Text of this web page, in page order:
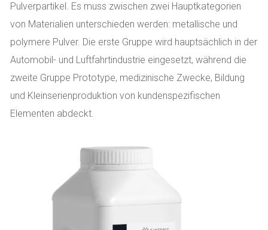
Pulverpartikel. Es muss zwischen zwei Hauptkategorien
von Materialien unterschieden werden: metallische und
polymere Pulver. Die erste Gruppe wird hauptsächlich in der
Automobil- und Luftfahrtindustrie eingesetzt, während die
zweite Gruppe Prototype, medizinische Zwecke, Bildung
und Kleinserienproduktion von kundenspezifischen
Elementen abdeckt.